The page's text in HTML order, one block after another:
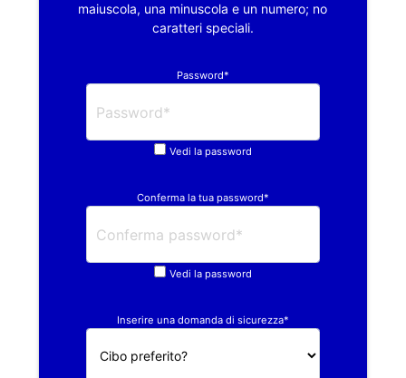
maiuscola, una minuscola e un numero; no
caratteri speciali.
Password*
Vedi la password
Conferma la tua password*
Vedi la password
Inserire una domanda di sicurezza*